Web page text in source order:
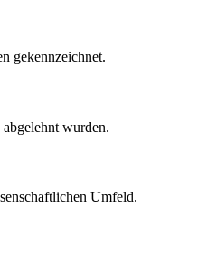
gekennzeichnet.
wurden.
Umfeld.